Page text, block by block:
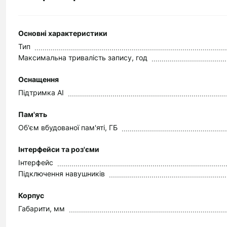
Основні характеристики
Тип
Максимальна тривалість запису, год
Оснащення
Підтримка AI
Пам'ять
Об'єм вбудованої пам'яті, ГБ
Інтерфейси та роз'єми
Інтерфейс
Підключення навушників
Корпус
Габарити, мм